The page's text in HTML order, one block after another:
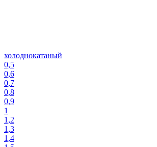
холоднокатаный
0,5
0,6
0,7
0,8
0,9
1
1,2
1,3
1,4